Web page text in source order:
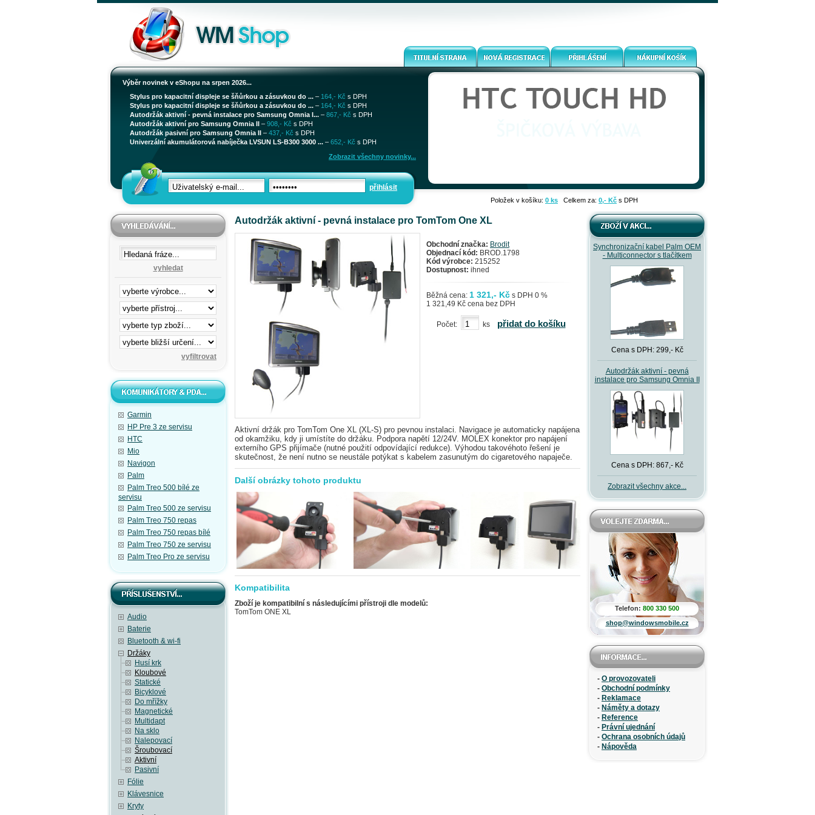
Výběr novinek v eShopu na srpen 2026...
Stylus pro kapacitní displeje se šňůrkou a zásuvkou do ... – 164,- Kč s DPH
Stylus pro kapacitní displeje se šňůrkou a zásuvkou do ... – 164,- Kč s DPH
Autodržák aktivní - pevná instalace pro Samsung Omnia I... – 867,- Kč s DPH
Autodržák aktivní pro Samsung Omnia II – 908,- Kč s DPH
Autodržák pasivní pro Samsung Omnia II – 437,- Kč s DPH
Univerzální akumulátorová nabíječka LVSUN LS-B300 3000 ... – 652,- Kč s DPH
Zobrazit všechny novinky...
přihlásit
Položek v košíku: 0 ks Celkem za: 0,- Kč s DPH
vyhledat
Garmin
HP Pre 3 ze servisu
HTC
Mio
Navigon
Palm
Palm Treo 500 bílé ze
servisu
Palm Treo 500 ze servisu
Palm Treo 750 repas
Palm Treo 750 repas bílé
Palm Treo 750 ze servisu
Palm Treo Pro ze servisu
Audio
Baterie
Bluetooth & wi-fi
Držáky
Husí krk
Kloubové
Statické
Bicyklové
Do mřížky
Magnetické
Multidapt
Na sklo
Nalepovací
Šroubovací
Aktivní
Pasivní
Fólie
Klávesnice
Kryty
Synchronizační kabel Palm OEM
- Multiconnector s tlačítkem
Cena s DPH: 299,- Kč
Autodržák aktivní - pevná
instalace pro Samsung Omnia II
Cena s DPH: 867,- Kč
Zobrazit všechny akce...
Telefon: 800 330 500
shop@windowsmobile.cz
- O provozovateli
- Obchodní podmínky
- Reklamace
- Náměty a dotazy
- Reference
- Právní ujednání
- Ochrana osobních údajů
- Nápověda
Autodržák aktivní - pevná instalace pro TomTom One XL
Obchodní značka: Brodit
Objednací kód: BROD.1798
Kód výrobce: 215252
Dostupnost: ihned
Běžná cena: 1 321,- Kč s DPH 0 %
1 321,49 Kč cena bez DPH
Počet: ks přidat do košíku
Aktivní držák pro TomTom One XL (XL-S) pro pevnou instalaci. Navigace je automaticky napájena
od okamžiku, kdy ji umístíte do držáku. Podpora napětí 12/24V. MOLEX konektor pro napájení
externího GPS přijímače (nutné použití odpovídající redukce). Výhodou takovéhoto řešení je
skutečnost, že není nutno se neustále potýkat s kabelem zasunutým do cigaretového napaječe.
Další obrázky tohoto produktu
Kompatibilita
Zboží je kompatibilní s následujícími přístroji dle modelů:
TomTom ONE XL